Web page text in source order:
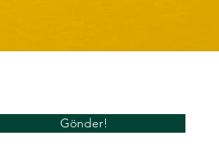
Gönder!